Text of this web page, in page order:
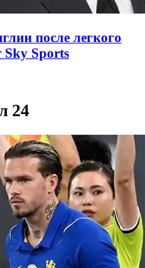
после легкого
Sky Sports
24